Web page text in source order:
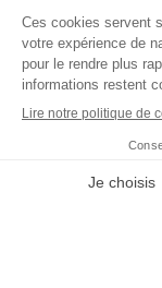
388 Av.
©